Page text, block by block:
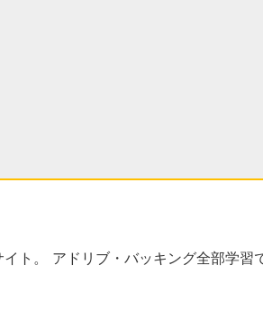
ト。 アドリブ・バッキング全部学習